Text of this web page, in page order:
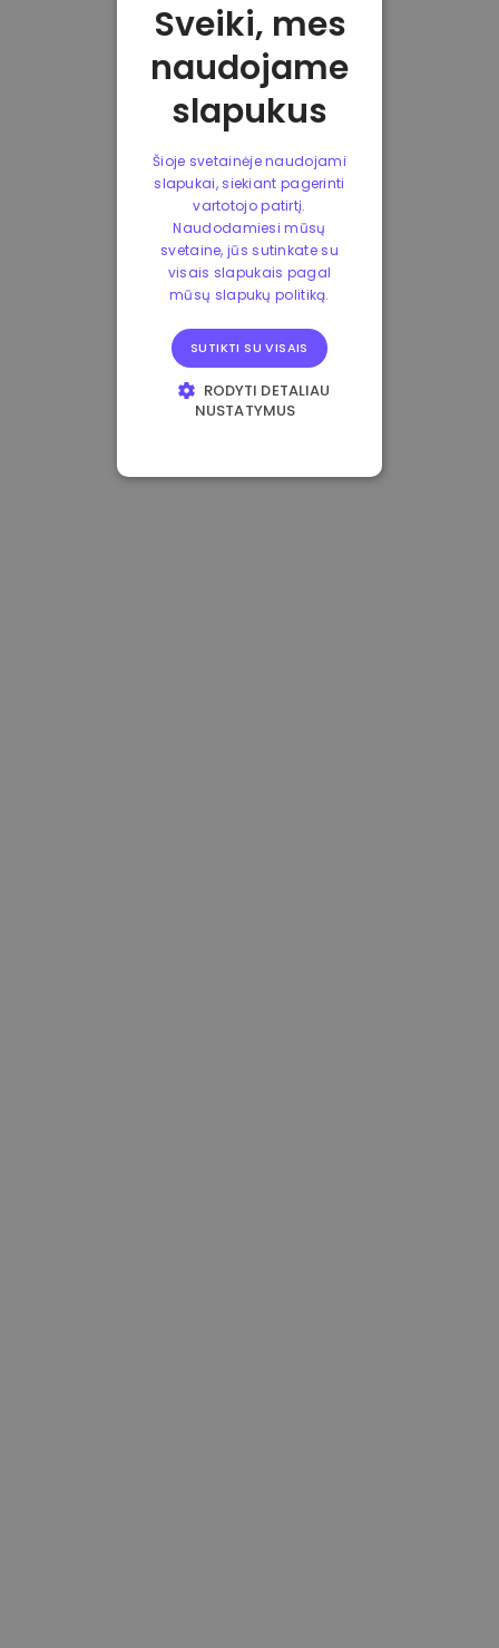
Sveiki, mes
naudojame
slapukus
Šioje svetainėje naudojami
slapukai, siekiant pagerinti
vartotojo patirtį.
Naudodamiesi mūsų
svetaine, jūs sutinkate su
visais slapukais pagal
mūsų slapukų politiką.
SUTIKTI SU VISAIS
RODYTI DETALIAU
NUSTATYMUS